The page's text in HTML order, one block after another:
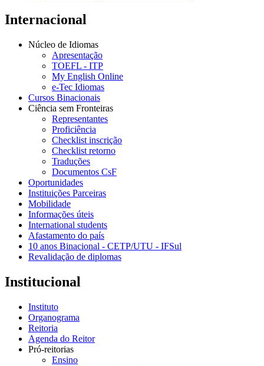
Internacional
Núcleo de Idiomas
Apresentação
TOEFL - ITP
My English Online
e-Tec Idiomas
Cursos Binacionais
Ciência sem Fronteiras
Representantes
Proficiência
Checklist inscrição
Checklist retorno
Traduções
Documentos CsF
Oportunidades
Instituições Parceiras
Mobilidade
Informações úteis
International students
Afastamento do país
10 anos Binacional - CETP/UTU - IFSul
Revalidação de diplomas
Institucional
Instituto
Organograma
Reitoria
Agenda do Reitor
Pró-reitorias
Ensino